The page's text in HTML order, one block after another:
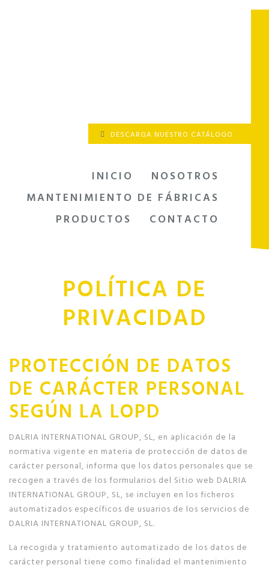
DESCARGA NUESTRO CATÁLOGO
INICIO
NOSOTROS
MANTENIMIENTO DE FÁBRICAS
PRODUCTOS
CONTACTO
POLÍTICA DE
PRIVACIDAD
PROTECCIÓN DE DATOS
DE CARÁCTER PERSONAL
SEGÚN LA LOPD
DALRIA INTERNATIONAL GROUP, SL, en aplicación de la
normativa vigente en materia de protección de datos de
carácter personal, informa que los datos personales que se
recogen a través de los formularios del Sitio web DALRIA
INTERNATIONAL GROUP, SL, se incluyen en los ficheros
automatizados específicos de usuarios de los servicios de
DALRIA INTERNATIONAL GROUP, SL.
La recogida y tratamiento automatizado de los datos de
carácter personal tiene como finalidad el mantenimiento